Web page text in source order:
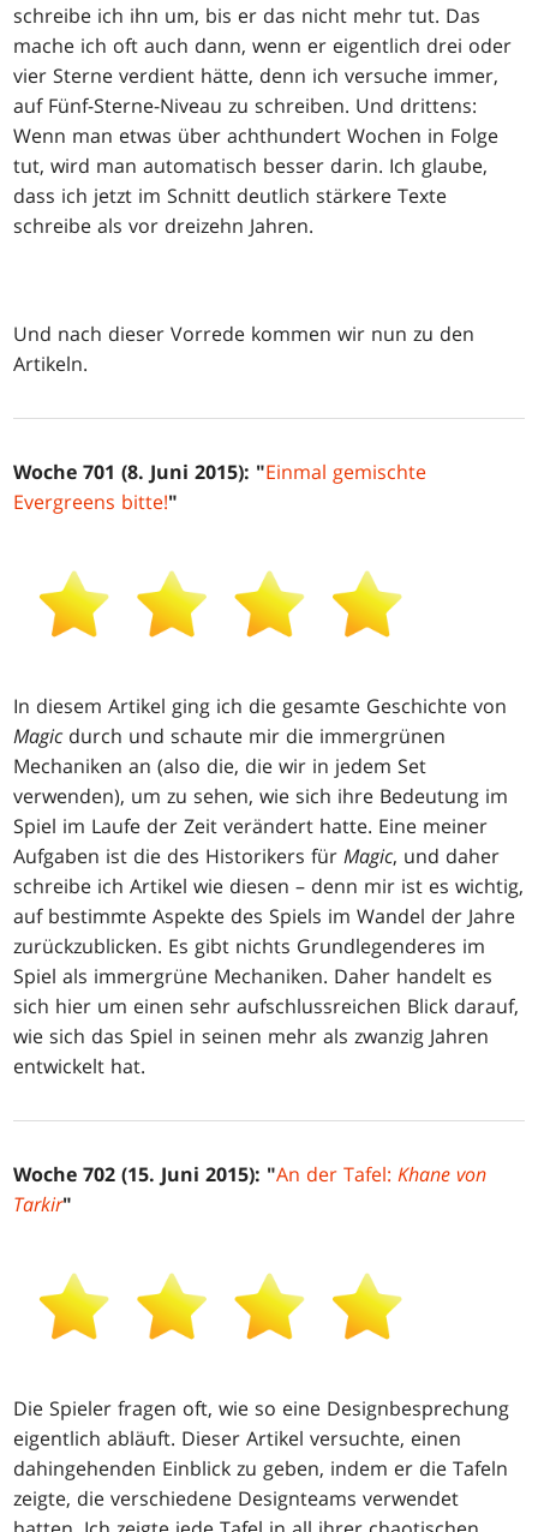
schreibe ich ihn um, bis er das nicht mehr tut. Das
mache ich oft auch dann, wenn er eigentlich drei oder
vier Sterne verdient hätte, denn ich versuche immer,
auf Fünf-Sterne-Niveau zu schreiben. Und drittens:
Wenn man etwas über achthundert Wochen in Folge
tut, wird man automatisch besser darin. Ich glaube,
dass ich jetzt im Schnitt deutlich stärkere Texte
schreibe als vor dreizehn Jahren.
Und nach dieser Vorrede kommen wir nun zu den
Artikeln.
Woche 701 (8. Juni 2015): "Einmal gemischte
Evergreens bitte!"
In diesem Artikel ging ich die gesamte Geschichte von
Magic durch und schaute mir die immergrünen
Mechaniken an (also die, die wir in jedem Set
verwenden), um zu sehen, wie sich ihre Bedeutung im
Spiel im Laufe der Zeit verändert hatte. Eine meiner
Aufgaben ist die des Historikers fürMagic, und daher
schreibe ich Artikel wie diesen – denn mir ist es wichtig,
auf bestimmte Aspekte des Spiels im Wandel der Jahre
zurückzublicken. Es gibt nichts Grundlegenderes im
Spiel als immergrüne Mechaniken. Daher handelt es
sich hier um einen sehr aufschlussreichen Blick darauf,
wie sich das Spiel in seinen mehr als zwanzig Jahren
entwickelt hat.
Woche 702 (15. Juni 2015): "An der Tafel:Khane von
Tarkir"
Die Spieler fragen oft, wie so eine Designbesprechung
eigentlich abläuft. Dieser Artikel versuchte, einen
dahingehenden Einblick zu geben, indem er die Tafeln
zeigte, die verschiedene Designteams verwendet